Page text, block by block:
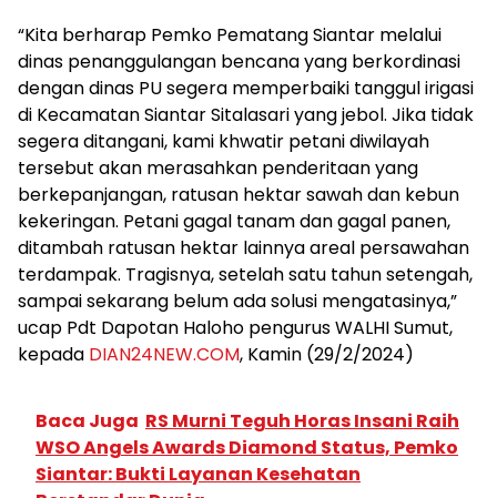
“Kita berharap Pemko Pematang Siantar melalui
dinas penanggulangan bencana yang berkordinasi
dengan dinas PU segera memperbaiki tanggul irigasi
di Kecamatan Siantar Sitalasari yang jebol. Jika tidak
segera ditangani, kami khwatir petani diwilayah
tersebut akan merasahkan penderitaan yang
berkepanjangan, ratusan hektar sawah dan kebun
kekeringan. Petani gagal tanam dan gagal panen,
ditambah ratusan hektar lainnya areal persawahan
terdampak. Tragisnya, setelah satu tahun setengah,
sampai sekarang belum ada solusi mengatasinya,”
ucap Pdt Dapotan Haloho pengurus WALHI Sumut,
kepada DIAN24NEW.COM, Kamin (29/2/2024)
Baca Juga RS Murni Teguh Horas Insani Raih
WSO Angels Awards Diamond Status, Pemko
Siantar: Bukti Layanan Kesehatan